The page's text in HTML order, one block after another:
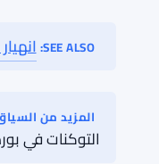
لم يتم
لديه، أو مقدار
ما ليس غامضًا
أن تفعله
التي تتجاوز